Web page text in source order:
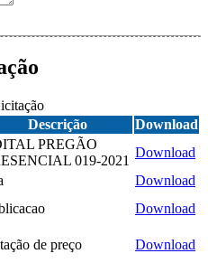
Descrição
Download
PREGÃO
019-2021
Download
Download
Download
de preço
Download